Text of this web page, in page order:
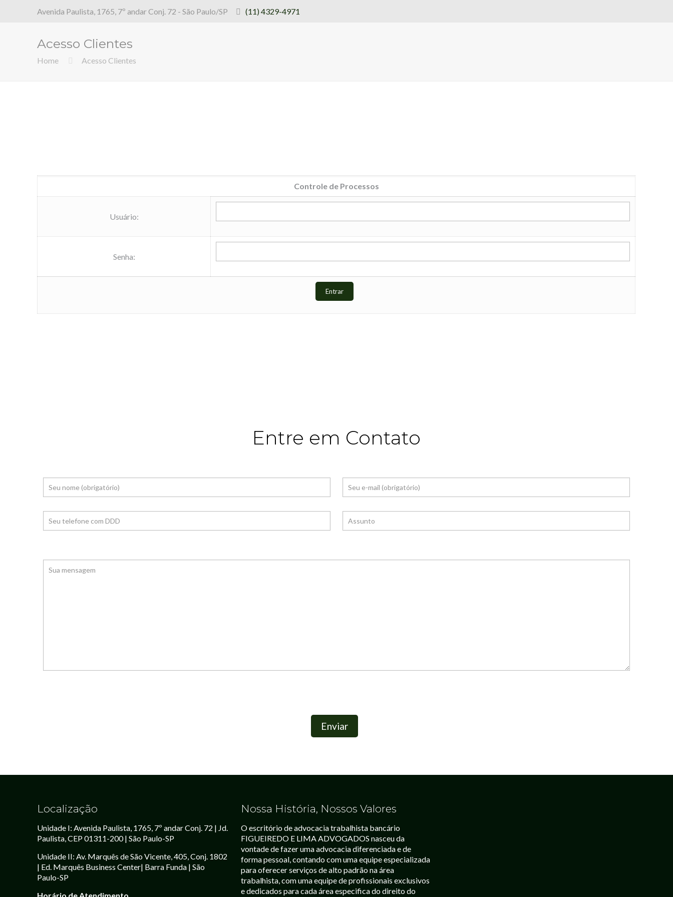
Avenida Paulista, 1765, 7º andar Conj. 72 - São Paulo/SP (11) 4329-4971
Acesso Clientes
Home Acesso Clientes
Controle de Processos
Usuário:
Senha:
Entre em Contato
Localização
Unidade I: Avenida Paulista, 1765, 7º andar Conj. 72 | Jd.
Paulista, CEP 01311-200 | São Paulo-SP
Unidade II: Av. Marquês de São Vicente, 405, Conj. 1802
| Ed. Marquês Business Center| Barra Funda | São
Paulo-SP
Nossa História, Nossos Valores
O escritório de advocacia trabalhista bancário
FIGUEIREDO E LIMA ADVOGADOS nasceu da
vontade de fazer uma advocacia diferenciada e de
forma pessoal, contando com uma equipe especializada
para oferecer serviços de alto padrão na área
trabalhista, com uma equipe de profissionais exclusivos
e dedicados para cada área especifica do direito do